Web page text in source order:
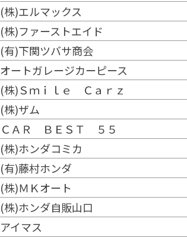
(株)エルマックス
(株)ファーストエイド
(有)下関ツバサ商会
オートガレージカーピース
(株)Ｓｍｉｌｅ Ｃａｒｚ
(株)ザム
ＣＡＲ ＢＥＳＴ ５５
(株)ホンダコミカ
(有)藤村ホンダ
(株)ＭＫオート
(株)ホンダ自販山口
アイマス